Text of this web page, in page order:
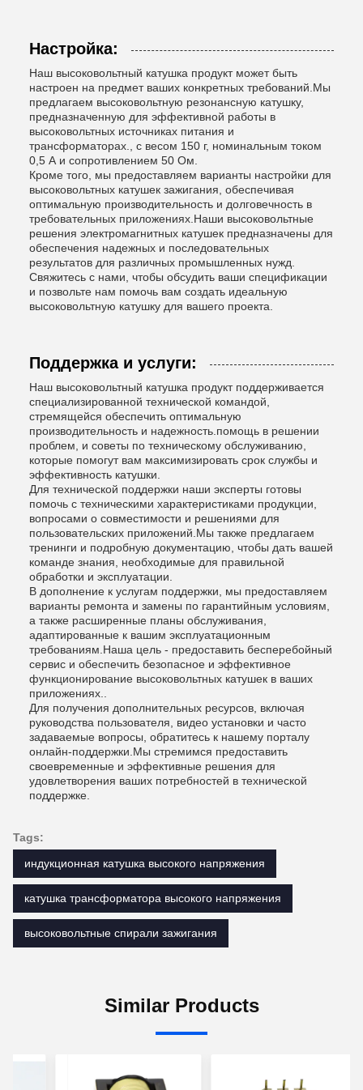
Настройка:
Наш высоковольтный катушка продукт может быть
настроен на предмет ваших конкретных требований.Мы
предлагаем высоковольтную резонансную катушку,
предназначенную для эффективной работы в
высоковольтных источниках питания и
трансформаторах., с весом 150 г, номинальным током
0,5 А и сопротивлением 50 Ом.
Кроме того, мы предоставляем варианты настройки для
высоковольтных катушек зажигания, обеспечивая
оптимальную производительность и долговечность в
требовательных приложениях.Наши высоковольтные
решения электромагнитных катушек предназначены для
обеспечения надежных и последовательных
результатов для различных промышленных нужд.
Свяжитесь с нами, чтобы обсудить ваши спецификации
и позвольте нам помочь вам создать идеальную
высоковольтную катушку для вашего проекта.
Поддержка и услуги:
Наш высоковольтный катушка продукт поддерживается
специализированной технической командой,
стремящейся обеспечить оптимальную
производительность и надежность.помощь в решении
проблем, и советы по техническому обслуживанию,
которые помогут вам максимизировать срок службы и
эффективность катушки.
Для технической поддержки наши эксперты готовы
помочь с техническими характеристиками продукции,
вопросами о совместимости и решениями для
пользовательских приложений.Мы также предлагаем
тренинги и подробную документацию, чтобы дать вашей
команде знания, необходимые для правильной
обработки и эксплуатации.
В дополнение к услугам поддержки, мы предоставляем
варианты ремонта и замены по гарантийным условиям,
а также расширенные планы обслуживания,
адаптированные к вашим эксплуатационным
требованиям.Наша цель - предоставить бесперебойный
сервис и обеспечить безопасное и эффективное
функционирование высоковольтных катушек в ваших
приложениях..
Для получения дополнительных ресурсов, включая
руководства пользователя, видео установки и часто
задаваемые вопросы, обратитесь к нашему порталу
онлайн-поддержки.Мы стремимся предоставить
своевременные и эффективные решения для
удовлетворения ваших потребностей в технической
поддержке.
Tags:
индукционная катушка высокого напряжения
катушка трансформатора высокого напряжения
высоковольтные спирали зажигания
Similar Products